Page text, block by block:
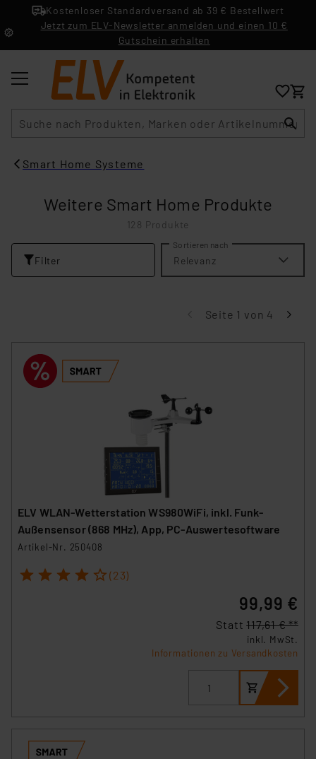
Kostenloser Standardversand ab 39 € Bestellwert
Jetzt zum ELV-Newsletter anmelden und einen 10 €
Gutschein erhalten
Smart Home Systeme
Weitere Smart Home Produkte
128 Produkte
Filter
Sortieren nach
Relevanz
Seite 1 von 4
ELV WLAN-Wetterstation WS980WiFi, inkl. Funk-
Außensensor (868 MHz), App, PC-Auswertesoftware
Artikel-Nr. 250408
1 2 3 4 5 (23)
99,99 €
Statt117,61 € **
inkl. MwSt.
Informationen zu Versandkosten